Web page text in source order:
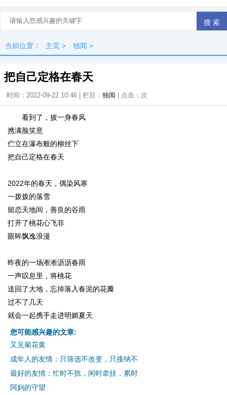
当前位置： 主页 > 独闻 >
把自己定格在春天
时间：2022-09-22 10:46 | 栏目： 独闻 | 点击： 次
看到了，披一身春风
携满脸笑意
伫立在瀑布般的柳丝下
把自己定格在春天
2022年的春天，偶染风寒
一拨拨的落雪
留恋天地间，善良的谷雨
打开了桃花心飞菲
眼眸飘逸浪漫
昨夜的一场淅淅沥沥春雨
一声叹息里，将桃花
送回了大地，忘掉落入春泥的花瓣
过不了几天
就会一起携手走进明媚夏天
您可能感兴趣的文章:
又见菊花黄
成年人的友情：只筛选不改变，只接纳不
最好的友情：忙时不扰，闲时牵挂，累时
阿妈的守望